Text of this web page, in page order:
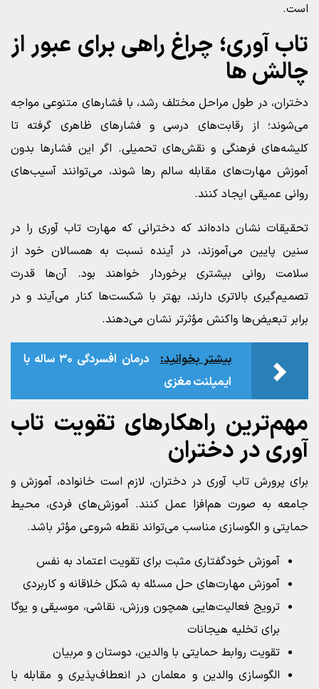
است.
تاب آوری؛ چراغ راهی برای عبور از
چالش‌ ها
دختران، در طول مراحل مختلف رشد، با فشارهای متنوعی مواجه
می‌شوند؛ از رقابت‌های درسی و فشارهای ظاهری گرفته تا
کلیشه‌های فرهنگی و نقش‌های تحمیلی. اگر این فشارها بدون
آموزش مهارت‌های مقابله سالم رها شوند، می‌توانند آسیب‌های
روانی عمیقی ایجاد کنند.
تحقیقات نشان داده‌اند که دخترانی که مهارت تاب آوری را در
سنین پایین می‌آموزند، در آینده نسبت به همسالان خود از
سلامت روانی بیشتری برخوردار خواهند بود. آن‌ها قدرت
تصمیم‌گیری بالاتری دارند، بهتر با شکست‌ها کنار می‌آیند و در
برابر تبعیض‌ها واکنش مؤثرتر نشان می‌دهند.
بیشتر بخوانید:
درمان افسردگی ۳۰ ساله با
ایمپلنت مغزی
مهم‌ترین راهکارهای تقویت تاب
آوری در دختران
برای پرورش تاب آوری در دختران، لازم است خانواده، آموزش و
جامعه به صورت هم‌افزا عمل کنند. آموزش‌های فردی، محیط
حمایتی و الگوسازی مناسب می‌تواند نقطه شروعی مؤثر باشد.
آموزش خودگفتاری مثبت برای تقویت اعتماد به نفس
آموزش مهارت‌های حل مسئله به شکل خلاقانه و کاربردی
ترویج فعالیت‌هایی همچون ورزش، نقاشی، موسیقی و یوگا
برای تخلیه هیجانات
تقویت روابط حمایتی با والدین، دوستان و مربیان
الگوسازی والدین و معلمان در انعطاف‌پذیری و مقابله با